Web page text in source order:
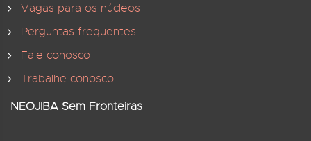
Vagas para os núcleos
Perguntas frequentes
Fale conosco
Trabalhe conosco
NEOJIBA Sem Fronteiras